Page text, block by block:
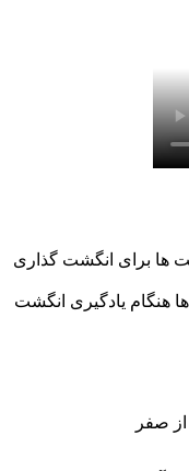
ها برای انگشت گذاری
یادگیری انگشت
صفر